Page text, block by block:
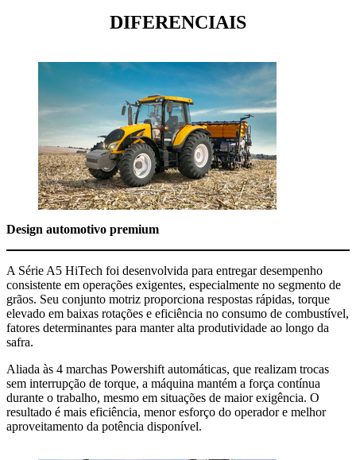
DIFERENCIAIS
Design automotivo premium
A Série A5 HiTech foi desenvolvida para entregar desempenho
consistente em operações exigentes, especialmente no segmento de
grãos. Seu conjunto motriz proporciona respostas rápidas, torque
elevado em baixas rotações e eficiência no consumo de combustível,
fatores determinantes para manter alta produtividade ao longo da
safra.
Aliada às 4 marchas Powershift automáticas, que realizam trocas
sem interrupção de torque, a máquina mantém a força contínua
durante o trabalho, mesmo em situações de maior exigência. O
resultado é mais eficiência, menor esforço do operador e melhor
aproveitamento da potência disponível.